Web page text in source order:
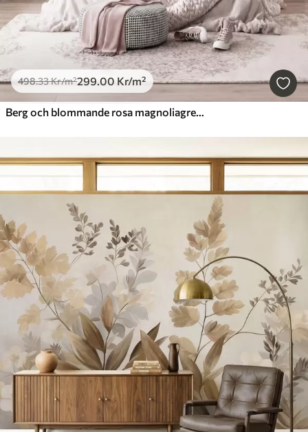
498.33Kr/m²299.00 Kr/m²
Berg och blommande rosa magnoliagrenar, ett landskap med varierad struktur